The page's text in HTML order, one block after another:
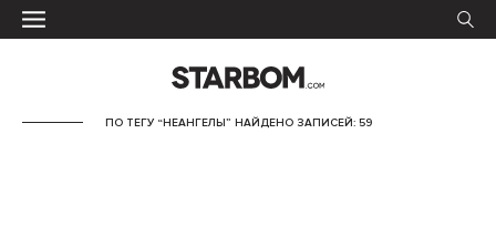
ПО ТЕГУ “НЕАНГЕЛЫ” НАЙДЕНО ЗАПИСЕЙ: 59